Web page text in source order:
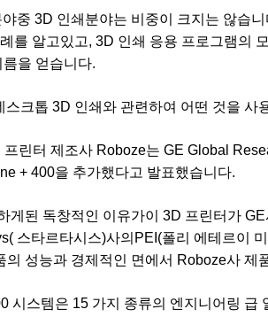
중 3D 인쇄분야는 비중이 크지는 않습
를 알고있고, 3D 인쇄 응용 프로그램의
을 얻습니다.
스크톱 3D 인쇄와 관련하여 어떤 것을 사
프린터 제조사 Roboze는 GE Global
+ 400을 추가했다고 발표했습니다.
게된 독창적인 이유가이 3D 프린터가
스타르타시스)사의PEI(폴리 에테르이
의 성능과 경제적인 면에서 Roboze사 제
시스템은 15 가지 종류의 엔지니어링 급